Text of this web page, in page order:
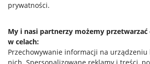
prywatności.
My i nasi partnerzy możemy przetwarzać
w celach:
Przechowywanie informacji na
Jak to działa
Allegro Gadane dla sprzedających
Allegro Gadane dla kupujących